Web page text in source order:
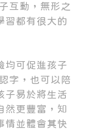
互動，無形之
習都有很大的
均可促進孩子
字，也可以陪
子易於將生活
然更豐富，知
情並體會其快